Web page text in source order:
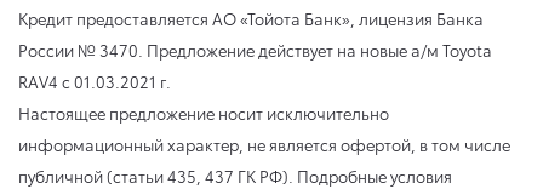
Кредит предоставляется АО «Тойота Банк», лицензия Банка
России № 3470. Предложение действует на новые а/м Toyota
RAV4 с 01.03.2021 г.
Настоящее предложение носит исключительно
информационный характер, не является офертой, в том числе
публичной (статьи 435, 437 ГК РФ). Подробные условия